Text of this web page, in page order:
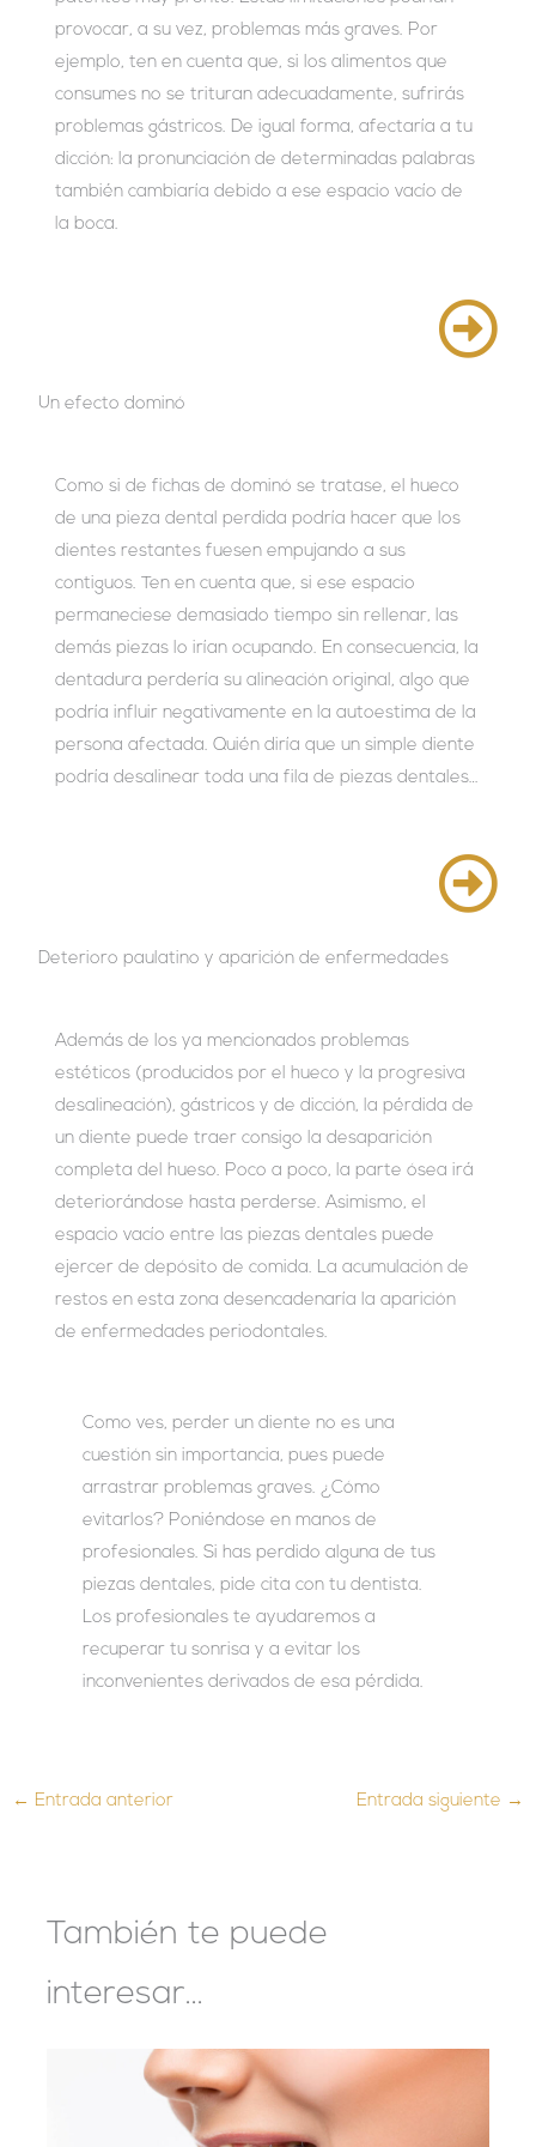
provocar, a su vez, problemas más graves. Por
ejemplo, ten en cuenta que, si los alimentos que
consumes no se trituran adecuadamente, sufrirás
problemas gástricos. De igual forma, afectaría a tu
dicción: la pronunciación de determinadas palabras
también cambiaría debido a ese espacio vacío de
la boca.
Un efecto dominó
Como si de fichas de dominó se tratase, el hueco
de una pieza dental perdida podría hacer que los
dientes restantes fuesen empujando a sus
contiguos. Ten en cuenta que, si ese espacio
permaneciese demasiado tiempo sin rellenar, las
demás piezas lo irían ocupando. En consecuencia, la
dentadura perdería su alineación original, algo que
podría influir negativamente en la autoestima de la
persona afectada. Quién diría que un simple diente
podría desalinear toda una fila de piezas dentales…
Deterioro paulatino y aparición de enfermedades
Además de los ya mencionados problemas
estéticos (producidos por el hueco y la progresiva
desalineación), gástricos y de dicción, la pérdida de
un diente puede traer consigo la desaparición
completa del hueso. Poco a poco, la parte ósea irá
deteriorándose hasta perderse. Asimismo, el
espacio vacío entre las piezas dentales puede
ejercer de depósito de comida. La acumulación de
restos en esta zona desencadenaría la aparición
de enfermedades periodontales.
Como ves, perder un diente no es una
cuestión sin importancia, pues puede
arrastrar problemas graves. ¿Cómo
evitarlos? Poniéndose en manos de
profesionales. Si has perdido alguna de tus
piezas dentales, pide cita con tu dentista.
Los profesionales te ayudaremos a
recuperar tu sonrisa y a evitar los
inconvenientes derivados de esa pérdida.
← Entrada anterior Entrada siguiente →
También te puede
interesar...